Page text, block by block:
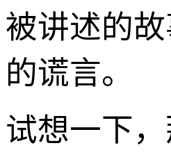
被讲述的
的谎言。
试想一下